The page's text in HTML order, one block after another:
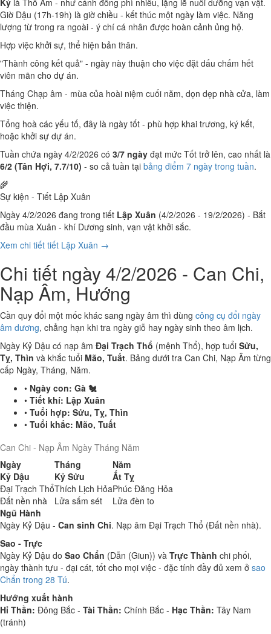
Kỷ là Thổ Âm - như cánh đồng phì nhiêu, lặng lẽ nuôi dưỡng vạn vật.
Giờ Dậu (17h-19h) là giờ chiều - kết thúc một ngày làm việc. Năng
lượng từ trong ra ngoài - ý chí cá nhân được hoàn cảnh ủng hộ.
Hợp việc khởi sự, thể hiện bản thân.
"Thành công kết quả" - ngày này thuận cho việc đặt dấu chấm hết
viên mãn cho dự án.
Tháng Chạp âm - mùa của hoài niệm cuối năm, dọn dẹp nhà cửa, làm
việc thiện.
Tổng hoà các yếu tố, đây là ngày tốt - phù hợp khai trương, ký kết,
hoặc khởi sự dự án.
Tuần chứa ngày 4/2/2026 có 3/7 ngày đạt mức Tốt trở lên, cao nhất là
6/2 (Tân Hợi, 7.7/10) - so cả tuần tại bảng điểm 7 ngày trong tuần.
🌾
Sự kiện - Tiết Lập Xuân
Ngày 4/2/2026 đang trong tiết Lập Xuân (4/2/2026 - 19/2/2026) - Bắt
đầu mùa Xuân - khí Dương sinh, vạn vật khởi sắc.
Xem chi tiết tiết Lập Xuân →
Chi tiết ngày 4/2/2026 - Can Chi,
Nạp Âm, Hướng
Cần quy đổi một mốc khác sang ngày âm thì dùng công cụ đổi ngày
âm dương, chẳng hạn khi tra ngày giỗ hay ngày sinh theo âm lịch.
Ngày Kỷ Dậu có nạp âm Đại Trạch Thổ (mệnh Thổ), hợp tuổi Sửu,
Tỵ, Thìn và khắc tuổi Mão, Tuất. Bảng dưới tra Can Chi, Nạp Âm từng
cấp Ngày, Tháng, Năm.
• Ngày con: Gà 🐔
• Tiết khí: Lập Xuân
• Tuổi hợp: Sửu, Tỵ, Thìn
• Tuổi khắc: Mão, Tuất
Can Chi - Nạp Âm Ngày Tháng Năm
Ngày
Tháng
Năm
Kỷ Dậu
Kỷ Sửu
Ất Tỵ
Đại Trạch ThổThích Lịch HỏaPhúc Đăng Hỏa
Đất nền nhà
Lửa sấm sét
Lửa đèn to
Ngũ Hành
Ngày Kỷ Dậu - Can sinh Chi. Nạp âm Đại Trạch Thổ (Đất nền nhà).
Sao - Trực
Ngày Kỷ Dậu do Sao Chẩn (Dẫn (Giun)) và Trực Thành chi phối,
ngày thành tựu - đại cát, tốt cho mọi việc - đặc tính đầy đủ xem ở sao
Chẩn trong 28 Tú.
Hướng xuất hành
Hỉ Thần: Đông Bắc - Tài Thần: Chính Bắc - Hạc Thần: Tây Nam
(tránh)